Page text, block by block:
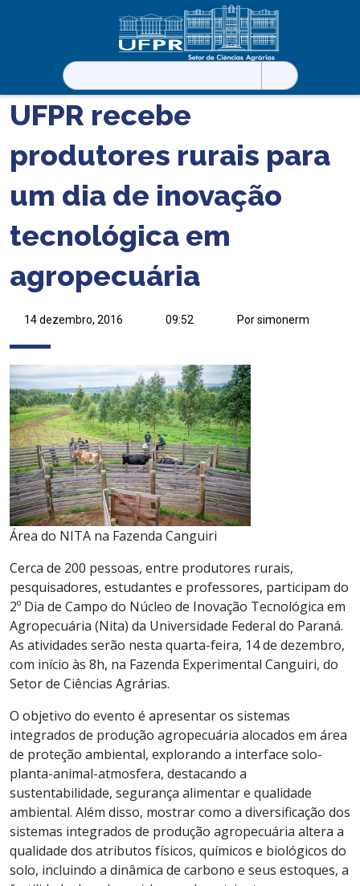
Pesquisar
por:
UFPR recebe
produtores rurais para
um dia de inovação
tecnológica em
agropecuária
14 dezembro, 2016 09:52 Por simonerm
Área do NITA na Fazenda Canguiri
Cerca de 200 pessoas, entre produtores rurais,
pesquisadores, estudantes e professores, participam do
2º Dia de Campo do Núcleo de Inovação Tecnológica em
Agropecuária (Nita) da Universidade Federal do Paraná.
As atividades serão nesta quarta-feira, 14 de dezembro,
com início às 8h, na Fazenda Experimental Canguiri, do
Setor de Ciências Agrárias.
O objetivo do evento é apresentar os sistemas
integrados de produção agropecuária alocados em área
de proteção ambiental, explorando a interface solo-
planta-animal-atmosfera, destacando a
sustentabilidade, segurança alimentar e qualidade
ambiental. Além disso, mostrar como a diversificação dos
sistemas integrados de produção agropecuária altera a
qualidade dos atributos físicos, químicos e biológicos do
solo, incluindo a dinâmica de carbono e seus estoques, a